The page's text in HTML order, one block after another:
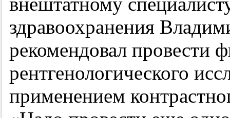
здравоохранения
рекомендовал провести
рентгенологического
применением